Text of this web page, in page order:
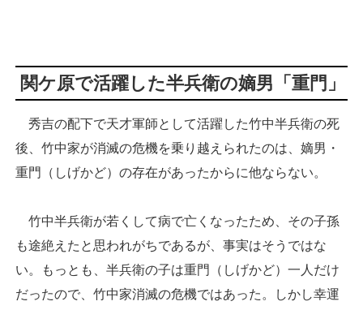
関ケ原で活躍した半兵衛の嫡男「重門」
秀吉の配下で天才軍師として活躍した竹中半兵衛の死
後、竹中家が消滅の危機を乗り越えられたのは、嫡男・
重門（しげかど）の存在があったからに他ならない。
竹中半兵衛が若くして病で亡くなったため、その子孫
も途絶えたと思われがちであるが、事実はそうではな
い。もっとも、半兵衛の子は重門（しげかど）一人だけ
だったので、竹中家消滅の危機ではあった。しかし幸運